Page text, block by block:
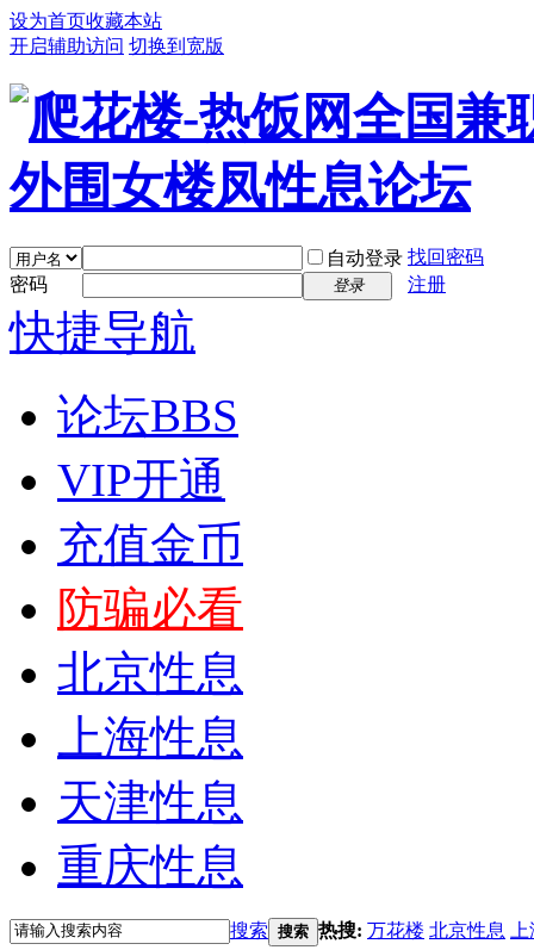
设为首页收藏本站
开启辅助访问 切换到宽版
自动登录 找回密码
密码
登录 注册
快捷导航
论坛BBS
VIP开通
充值金币
防骗必看
北京性息
上海性息
天津性息
重庆性息
搜索 搜索 热搜: 万花楼 北京性息